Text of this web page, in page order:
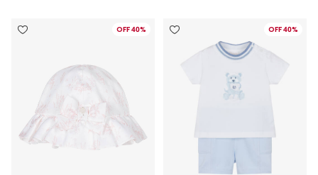
40% OFF
40% OFF